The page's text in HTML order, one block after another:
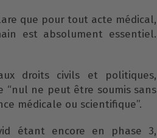
que pour tout acte médical,
est absolument essentiel.
droits civils et politiques,
“nul ne peut être soumis sans
médicale ou scientifique”.
étant encore en phase 3,